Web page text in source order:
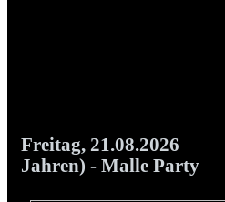
Freitag, 21.08.2026
Jahren) - Malle Party